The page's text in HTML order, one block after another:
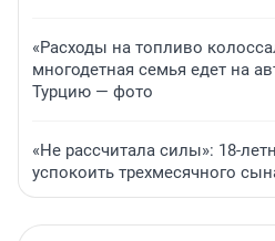
«Расходы на топливо
многодетная семья едет на
Турцию — фото
«Не рассчитала силы»: 18-
успокоить трехмесячного